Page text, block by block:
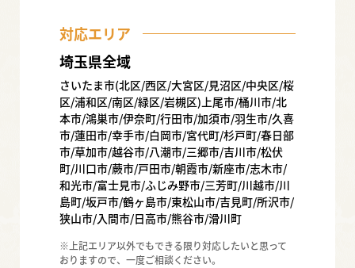
対応エリア
埼玉県全域
さいたま市(北区/西区/大宮区/見沼区/中央区/桜
区/浦和区/南区/緑区/岩槻区)上尾市/桶川市/北
本市/鴻巣市/伊奈町/行田市/加須市/羽生市/久喜
市/蓮田市/幸手市/白岡市/宮代町/杉戸町/春日部
市/草加市/越谷市/八潮市/三郷市/吉川市/松伏
町/川口市/蕨市/戸田市/朝霞市/新座市/志木市/
和光市/富士見市/ふじみ野市/三芳町/川越市/川
島町/坂戸市/鶴ヶ島市/東松山市/吉見町/所沢市/
狭山市/入間市/日高市/熊谷市/滑川町
※上記エリア以外でもできる限り対応したいと思って
おりますので、一度ご相談ください。